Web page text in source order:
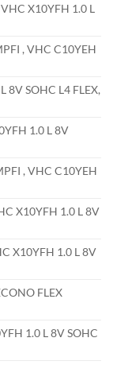
X10YFH 1.0 L
, VHC C10YEH
8V SOHC L4 FLEX,
1.0 L 8V
, VHC C10YEH
X10YFH 1.0 L 8V
X10YFH 1.0 L 8V
FLEX
1.0 L 8V SOHC